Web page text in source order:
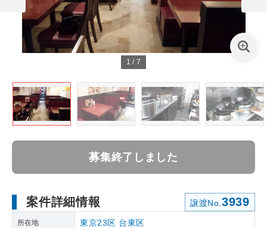
1 / 7
募集終了しました
案件詳細情報 譲渡No. 3939
所在地 東京23区 台東区